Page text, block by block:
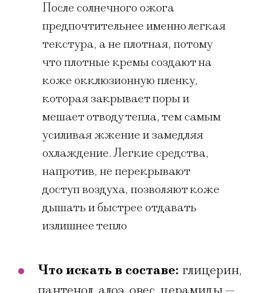
После солнечного ожога
предпочтительнее именно легкая
текстура, а не плотная, потому
что плотные кремы создают на
коже окклюзионную пленку,
которая закрывает поры и
мешает отводу тепла, тем самым
усиливая жжение и замедляя
охлаждение. Легкие средства,
напротив, не перекрывают
доступ воздуха, позволяют коже
дышать и быстрее отдавать
излишнее тепло
Что искать в составе: глицерин,